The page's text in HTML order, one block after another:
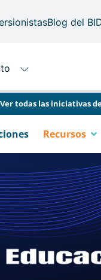
Ver todas las iniciativas
Recursos